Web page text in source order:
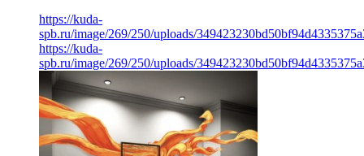
https://kuda-
spb.ru/image/269/250/uploads/
https://kuda-
spb.ru/image/269/250/uploads/